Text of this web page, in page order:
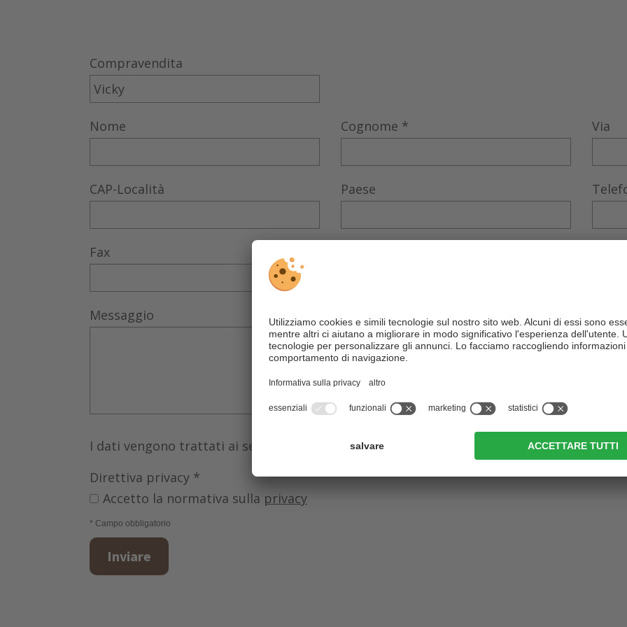
Compravendita
Nome Cognome * Via
CAP-Località Paese
Fax
Messaggio
I dati vengono trattati ai sensi del Regolamento (UE) 2016/679 del Parlamento europeo
Direttiva privacy *
Accetto la normativa sulla privacy
* Campo obbligatorio
Inviare